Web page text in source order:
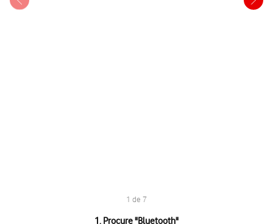
1 de 7
1. Procure "Bluetooth"